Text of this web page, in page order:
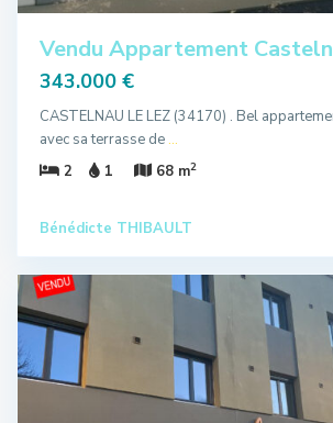
Vendu Appartement
343.000 €
CASTELNAU LE LEZ (34170) . Bel
avec sa terrasse de ...
2
1 68 m2
Bénédicte THIBAULT